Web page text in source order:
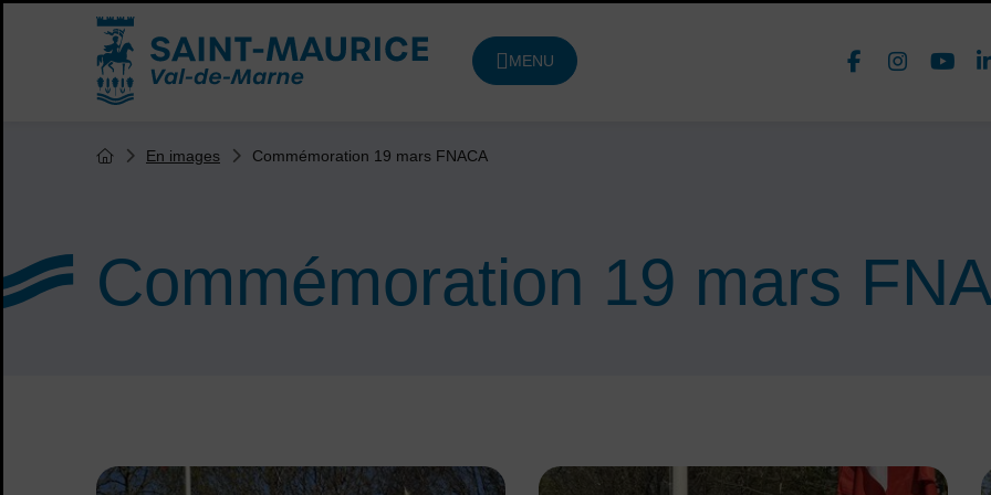
Accueil ville de Saint-Maurice
MENU
DE NAVIGATION PRINCIPALE Nous
Commémoration 19 mars
Vous êtes ici :
Page d'accueil du site
En images Commémoration 19 mars FNACA